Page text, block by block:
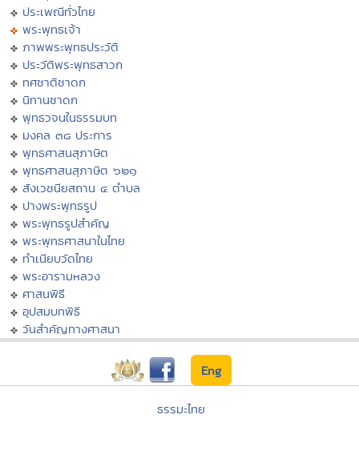
ประเพณีทั่วไทย
พระพุทธเจ้า
ภาพพระพุทธประวัติ
ประวัติพระพุทธสาวก
ทศชาติชาดก
นิทานชาดก
พุทธวจนในธรรมบท
มงคล ๓๘ ประการ
พุทธศาสนสุภาษิต
พุทธศาสนสุภาษิต ๖๒๑
สังเวชนียสถาน ๔ ตำบล
ปางพระพุทธรูป
พระพุทธรูปสำคัญ
พระพุทธศาสนาในไทย
ทำเนียบวัดไทย
พระอารามหลวง
ศาสนพิธี
อุปสมบทพิธี
วันสำคัญทางศาสนา
Eng
ธรรมะไทย